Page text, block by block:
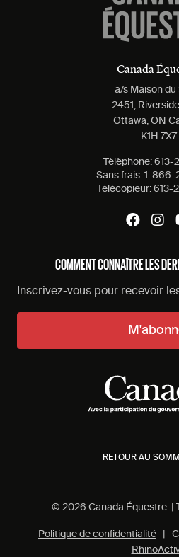
Canada
a/s Maison du
2451,
Ottawa, ON
K1H 7X7
Tèlèphone: 613-
Sans frais: 1-866-
Télécopieur: 613-
COMMENT CONNAÎTRE LES
Inscrivez-vous pour recevoir
RETOUR AU
© 2026 Canada Équestre. |
Politique de confidentialité |